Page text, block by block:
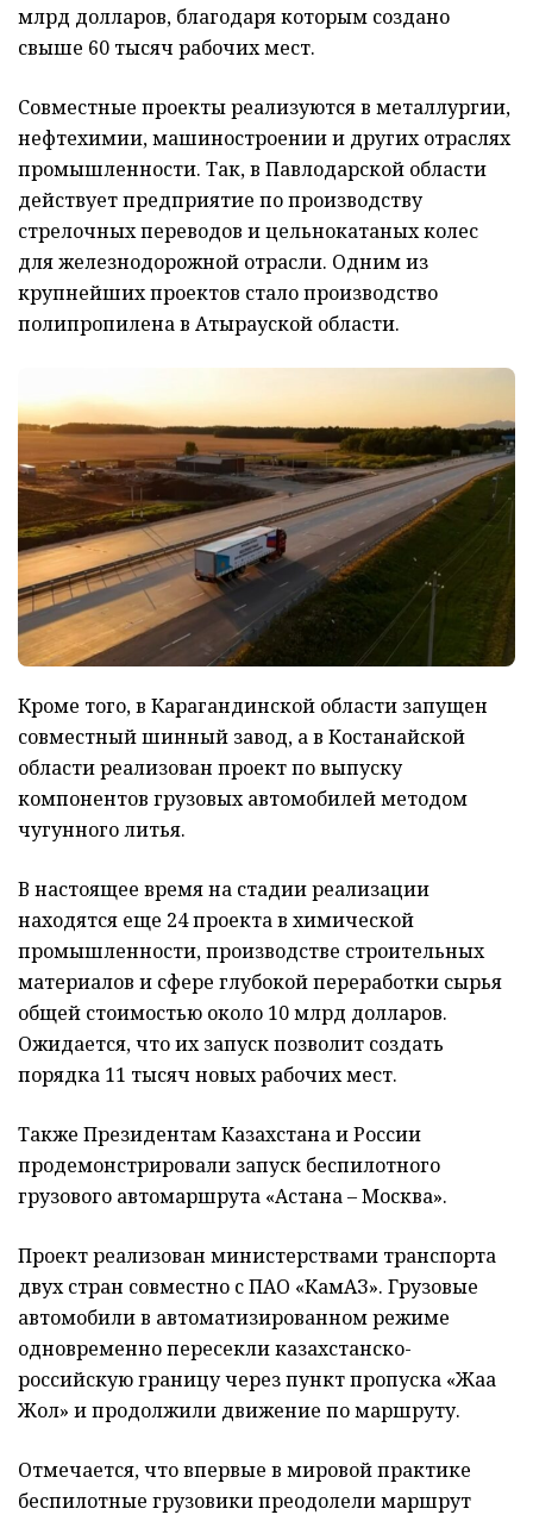
млрд долларов, благодаря которым создано
свыше 60 тысяч рабочих мест.
Совместные проекты реализуются в металлургии,
нефтехимии, машиностроении и других отраслях
промышленности. Так, в Павлодарской области
действует предприятие по производству
стрелочных переводов и цельнокатаных колес
для железнодорожной отрасли. Одним из
крупнейших проектов стало производство
полипропилена в Атырауской области.
Кроме того, в Карагандинской области запущен
совместный шинный завод, а в Костанайской
области реализован проект по выпуску
компонентов грузовых автомобилей методом
чугунного литья.
В настоящее время на стадии реализации
находятся еще 24 проекта в химической
промышленности, производстве строительных
материалов и сфере глубокой переработки сырья
общей стоимостью около 10 млрд долларов.
Ожидается, что их запуск позволит создать
порядка 11 тысяч новых рабочих мест.
Также Президентам Казахстана и России
продемонстрировали запуск беспилотного
грузового автомаршрута «Астана – Москва».
Проект реализован министерствами транспорта
двух стран совместно с ПАО «КамАЗ». Грузовые
автомобили в автоматизированном режиме
одновременно пересекли казахстанско-
российскую границу через пункт пропуска «Жаңа
Жол» и продолжили движение по маршруту.
Отмечается, что впервые в мировой практике
беспилотные грузовики преодолели маршрут